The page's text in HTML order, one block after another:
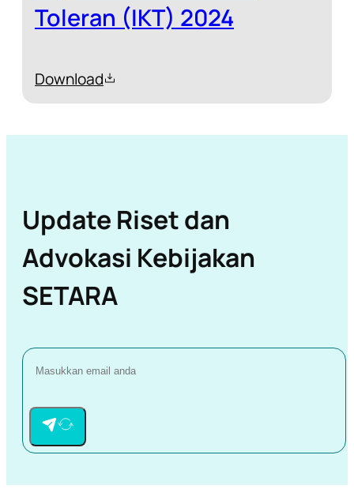
Toleran (IKT) 2024
Download
Update Riset dan
Advokasi Kebijakan
SETARA